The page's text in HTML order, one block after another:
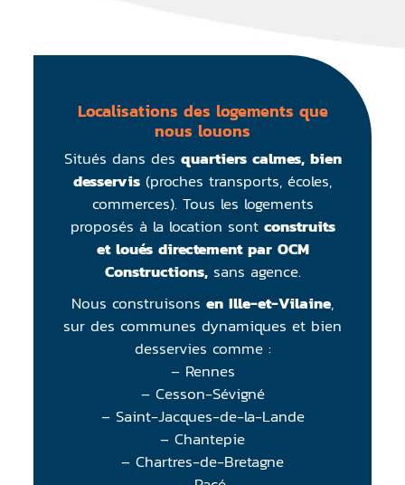
Localisations des logements que
nous louons
Situés dans des quartiers calmes, bien
desservis (proches transports, écoles,
commerces). Tous les logements
proposés à la location sont construits
et loués directement par OCM
Constructions,sans agence.
Nous construisons en Ille-et-Vilaine,
sur des communes dynamiques et bien
desservies comme :
– Rennes
– Cesson-Sévigné
– Saint-Jacques-de-la-Lande
– Chantepie
– Chartres-de-Bretagne